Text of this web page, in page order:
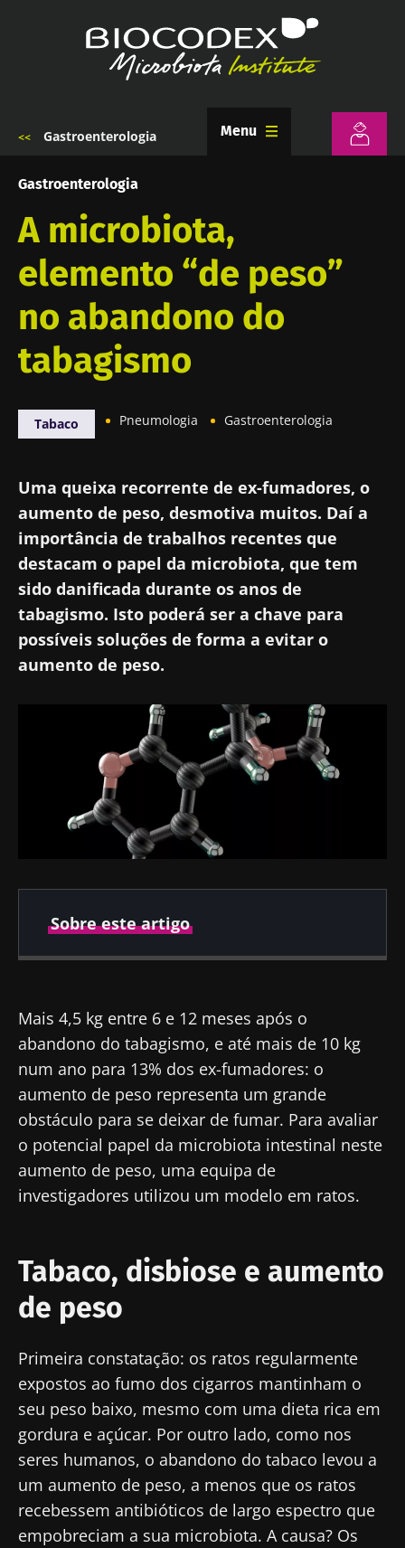
Gastroenterologia Menu
Gastroenterologia
A microbiota,
elemento “de peso”
no abandono do
tabagismo
Tabaco Pneumologia Gastroenterologia
Uma queixa recorrente de ex-fumadores, o
aumento de peso, desmotiva muitos. Daí a
importância de trabalhos recentes que
destacam o papel da microbiota, que tem
sido danificada durante os anos de
tabagismo. Isto poderá ser a chave para
possíveis soluções de forma a evitar o
aumento de peso.
Sobre este artigo
Mais 4,5 kg entre 6 e 12 meses após o
abandono do tabagismo, e até mais de 10 kg
num ano para 13% dos ex-fumadores: o
aumento de peso representa um grande
obstáculo para se deixar de fumar. Para avaliar
o potencial papel da microbiota intestinal neste
aumento de peso, uma equipa de
investigadores utilizou um modelo em ratos.
Tabaco, disbiose e aumento
de peso
Primeira constatação: os ratos regularmente
expostos ao fumo dos cigarros mantinham o
seu peso baixo, mesmo com uma dieta rica em
gordura e açúcar. Por outro lado, como nos
seres humanos, o abandono do tabaco levou a
um aumento de peso, a menos que os ratos
recebessem antibióticos de largo espectro que
empobreciam a sua microbiota. A causa? Os